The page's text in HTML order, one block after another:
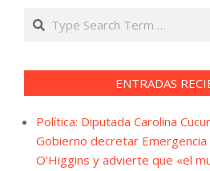
Search
ENTRADAS
Política: Diputada Carolina
Gobierno decretar Emergencia
O’Higgins y advierte que «el